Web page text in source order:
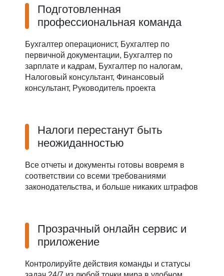
Подготовленная
профессиональная команда
Бухгалтер операционист, Бухгалтер по
первичной документации, Бухгалтер по
зарплате и кадрам, Бухгалтер по налогам,
Налоговый консультант, Финансовый
консультант, Руководитель проекта
Налоги перестанут быть
неожиданностью
Все отчеты и документы готовы вовремя в
соответствии со всеми требованиями
законодательства, и больше никаких штрафов
Прозрачный онлайн сервис и
приложение
Контролируйте действия команды и статусы